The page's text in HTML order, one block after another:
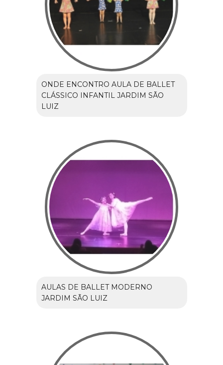
ONDE ENCONTRO AULA DE BALLET
CLÁSSICO INFANTIL JARDIM SÃO
LUIZ
AULAS DE BALLET MODERNO
JARDIM SÃO LUIZ